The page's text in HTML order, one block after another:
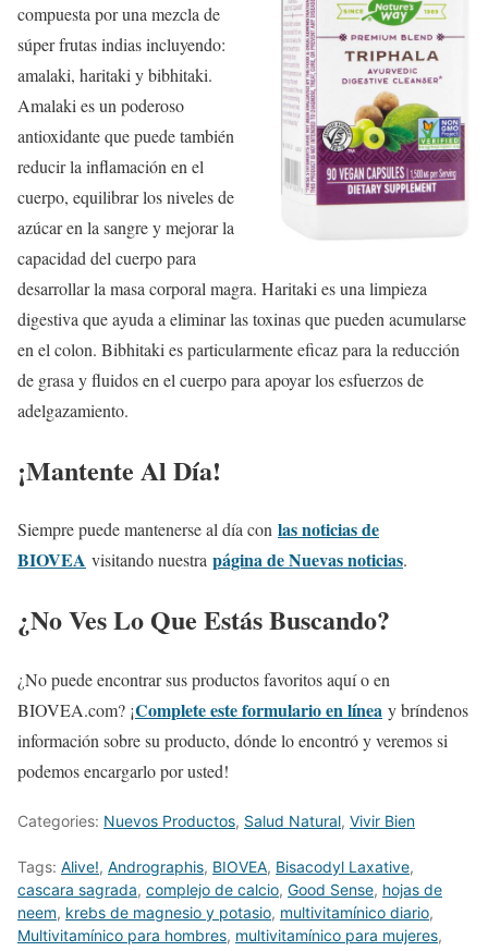
compuesta por una mezcla de
súper frutas indias incluyendo:
amalaki, haritaki y bibhitaki.
Amalaki es un poderoso
antioxidante que puede también
reducir la inflamación en el
cuerpo, equilibrar los niveles de
azúcar en la sangre y mejorar la
capacidad del cuerpo para
desarrollar la masa corporal magra. Haritaki es una limpieza
digestiva que ayuda a eliminar las toxinas que pueden acumularse
en el colon. Bibhitaki es particularmente eficaz para la reducción
de grasa y fluidos en el cuerpo para apoyar los esfuerzos de
adelgazamiento.
¡Mantente Al Día!
Siempre puede mantenerse al día con las noticias de
BIOVEA visitando nuestra página de Nuevas noticias.
¿No Ves Lo Que Estás Buscando?
¿No puede encontrar sus productos favoritos aquí o en
BIOVEA.com? ¡Complete este formulario en línea y bríndenos
información sobre su producto, dónde lo encontró y veremos si
podemos encargarlo por usted!
Categories: Nuevos Productos, Salud Natural, Vivir Bien
Tags: Alive!, Andrographis, BIOVEA, Bisacodyl Laxative,
cascara sagrada, complejo de calcio, Good Sense, hojas de
neem, krebs de magnesio y potasio, multivitamínico diario,
Multivitamínico para hombres, multivitamínico para mujeres,